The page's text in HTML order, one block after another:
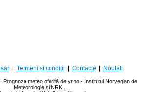
| Termeni și condiții Contacte Noutati
Prognoza meteo oferită de yr.no - Institutul Norvegian de
Meteorologie și NRK